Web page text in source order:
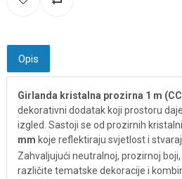
Opis
Girlanda kristalna prozirna 1 m
dekorativni dodatak koji prostoru
izgled. Sastoji se od prozirnih
mm koje reflektiraju svjetlost i
Zahvaljujući neutralnoj, prozirnoj
različite tematske dekoracije i